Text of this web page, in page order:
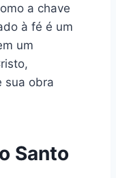
a chave
à fé é um
um
sua obra
Santo